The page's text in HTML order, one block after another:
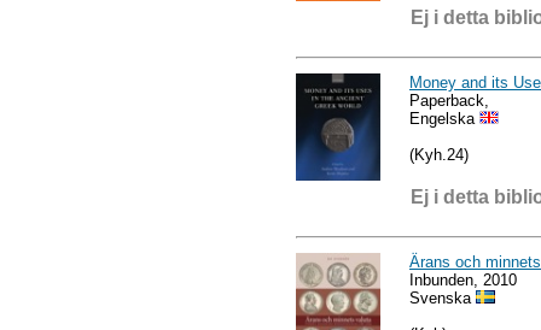
Ej i detta
Money and its
Paperback,
Engelska
(Kyh.24)
Ej i detta
Ärans och
Inbunden, 2010
Svenska